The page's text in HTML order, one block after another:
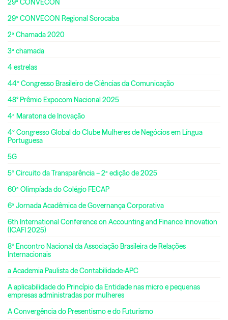
29ª CONVECON
29ª CONVECON Regional Sorocaba
2ª Chamada 2020
3ª chamada
4 estrelas
44º Congresso Brasileiro de Ciências da Comunicação
48° Prêmio Expocom Nacional 2025
4ª Maratona de Inovação
4º Congresso Global do Clube Mulheres de Negócios em Língua
Portuguesa
5G
5º Circuito da Transparência – 2ª edição de 2025
60ª Olimpíada do Colégio FECAP
6ª Jornada Acadêmica de Governança Corporativa
6th International Conference on Accounting and Finance Innovation
(ICAFI 2025)
8º Encontro Nacional da Associação Brasileira de Relações
Internacionais
a Academia Paulista de Contabilidade-APC
A aplicabilidade do Princípio da Entidade nas micro e pequenas
empresas administradas por mulheres
A Convergência do Presentismo e do Futurismo